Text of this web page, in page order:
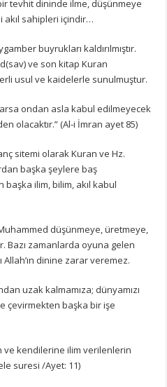
tevhit dininde ilme, düşünmeye
akıl sahipleri içindir…
buyrukları kaldırılmıştır.
ve son kitap Kuran
usul ve kaidelerle sunulmuştur.
ondan asla kabul edilmeyecek
olacaktır.” (Al-i İmran ayet 85)
sitemi olarak Kuran ve Hz.
başka şeylere baş
ilim, bilim, akıl kabul
düşünmeye, üretmeye,
Bazı zamanlarda oyuna gelen
dinine zarar veremez.
uzak kalmamıza; dünyamızı
çevirmekten başka bir işe
ve kendilerine ilim verilenlerin
suresi /Ayet: 11)